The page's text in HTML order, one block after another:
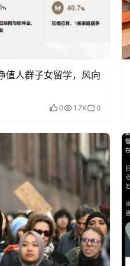
值人群子女留学，风向
0 1.7K 0